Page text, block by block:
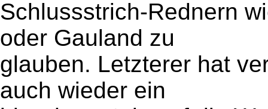
Schlussstrich-Rednern
oder Gauland zu
glauben. Letzterer hat
auch wieder ein